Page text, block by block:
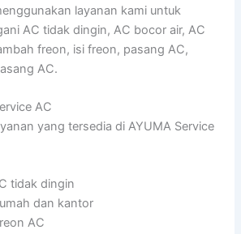
layanan kami untuk
AC tidak dingin, AC bocor air, AC
freon, isi freon, pasang AC,
AC.
AC
yang tersedia di AYUMA Service
tidak dingin
dan kantor
AC